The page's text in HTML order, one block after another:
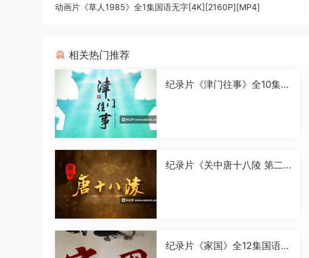
动画片《草人1985》全1集国语无字[4K][2160P][MP4]
相关热门推荐
纪录片《津门往事》全10集国
纪录片《关中唐十八陵 第二
纪录片《家国》全12集国语中